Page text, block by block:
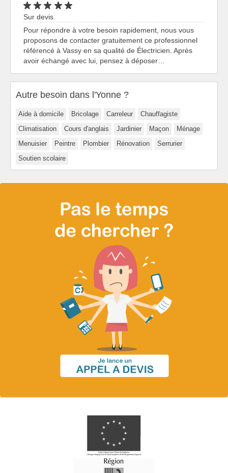
Sur devis
Pour répondre à votre besoin rapidement, nous vous
proposons de contacter gratuitement ce professionnel
référencé à Vassy en sa qualité de Électricien. Après
avoir échangé avec lui, pensez à déposer…
Autre besoin dans l'Yonne ?
Aide à domicile Bricolage Carreleur
Chauffagiste
Climatisation
Cours d'anglais Jardinier Maçon
Ménage
Menuisier
Peintre Plombier Rénovation
Serrurier
Soutien scolaire